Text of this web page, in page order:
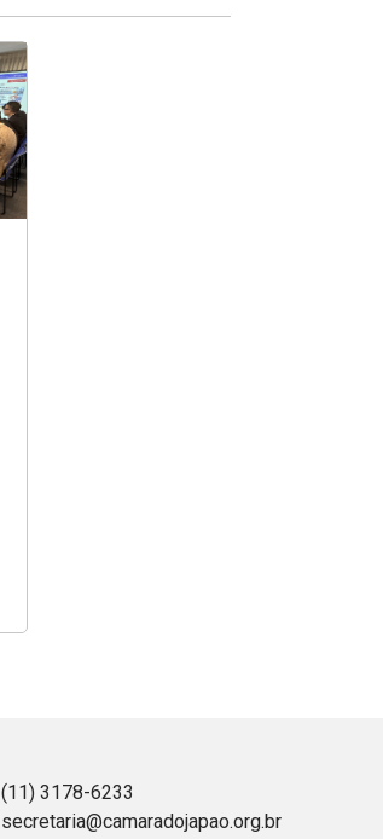
(11) 3178-6233
secretaria@camaradojapao.org.br